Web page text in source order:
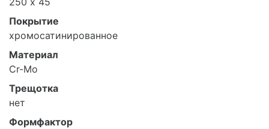
Покрытие
хромосатинированное
Материал
Cr-Mo
Трещотка
нет
Формфактор